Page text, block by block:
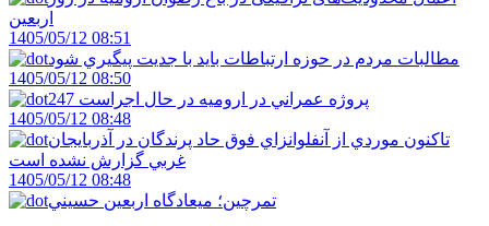
اربعین
1405/05/12 08:51
مطالبات مردم در حوزه ارتباطات بايد با جديت پيگيري شود
1405/05/12 08:50
247 پروژه عمراني در اروميه در حال اجراست
1405/05/12 08:48
تاکنون موردي از آنفلوانزاي فوق حاد پرندگان در آذربايجان
غربي گزارش نشده است
1405/05/12 08:48
تمرچين؛ ميعادگاه اربعين حسيني